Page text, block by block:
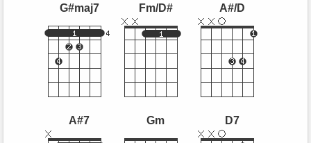
G#maj7 Fm/D# A#/D
A#7 Gm D7